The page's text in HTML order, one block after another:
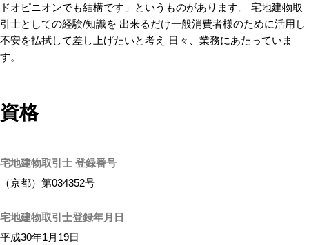
ドオピニオンでも結構です」というものがあります。 宅地建物取
引士としての経験/知識を 出来るだけ一般消費者様のために活用し
不安を払拭して差し上げたいと考え 日々、業務にあたっていま
す。
資格
宅地建物取引士 登録番号
（京都）第034352号
宅地建物取引士登録年月日
平成30年1月19日